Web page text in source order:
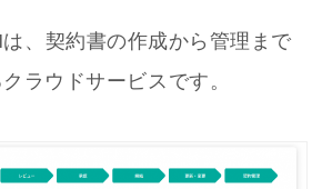
、契約書の作成から管理まで
ラウドサービスです。